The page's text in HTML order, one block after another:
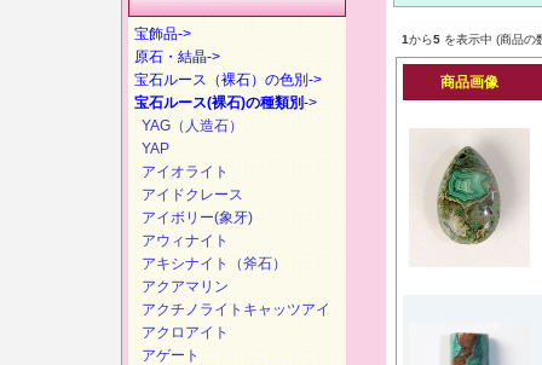
1から5 を表示中 (商品の
商品画像
宝飾品->
原石・結晶->
宝石ルース（裸石）の色別->
宝石ルース(裸石)の種類別->
YAG（人造石）
YAP
アイオライト
アイドクレース
アイボリー(象牙)
アウィナイト
アキシナイト（斧石）
アクアマリン
アクチノライトキャッツアイ
アクロアイト
アゲート